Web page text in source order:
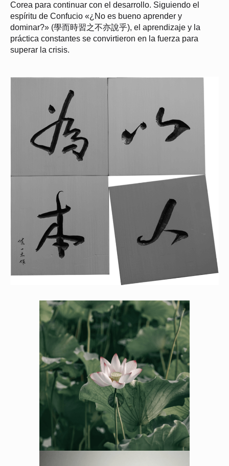
Corea para continuar con el desarrollo. Siguiendo el
espíritu de Confucio «¿No es bueno aprender y
dominar?» (學而時習之不亦說乎), el aprendizaje y la
práctica constantes se convirtieron en la fuerza para
superar la crisis.